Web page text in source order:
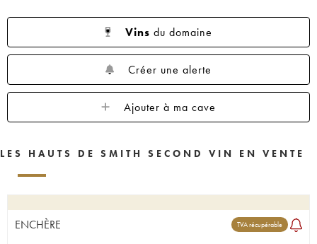
Vins du domaine
Créer une alerte
Ajouter à ma cave
LES HAUTS DE SMITH SECOND VIN EN VENTE
ENCHÈRE TVA récupérable